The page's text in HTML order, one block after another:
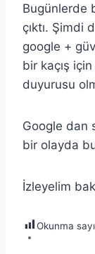
Bugünlerde
çıktı. Şimdi
google +
bir kaçış
duyurusu
Google dan
bir olayda
İzleyelim
Okunma